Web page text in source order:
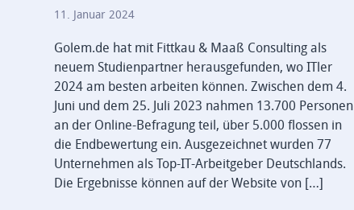
11. Januar 2024
Golem.de hat mit Fittkau & Maaß Consulting als
neuem Studienpartner herausgefunden, wo ITler
2024 am besten arbeiten können. Zwischen dem 4.
Juni und dem 25. Juli 2023 nahmen 13.700 Personen
an der Online-Befragung teil, über 5.000 flossen in
die Endbewertung ein. Ausgezeichnet wurden 77
Unternehmen als Top-IT-Arbeitgeber Deutschlands.
Die Ergebnisse können auf der Website von […]